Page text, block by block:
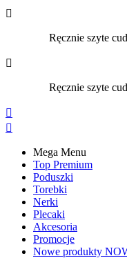

Ręcznie szyte

Ręcznie szyte


Mega Menu
Top Premium
Poduszki
Torebki
Nerki
Plecaki
Akcesoria
Promocje
Nowe produkty